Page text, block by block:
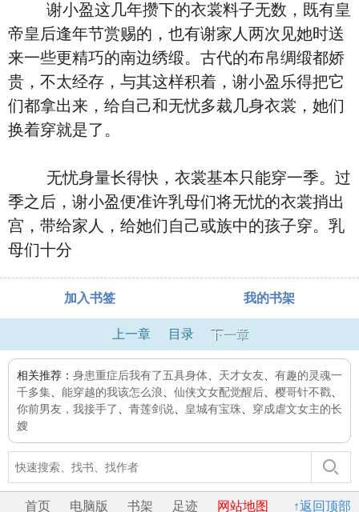
谢小盈这几年攒下的衣裳料子无数，既有皇
帝皇后逢年节赏赐的，也有谢家人两次见她时送
来一些更精巧的南边绣缎。古代的布帛绸缎都娇
贵，不太经存，与其这样积着，谢小盈乐得把它
们都拿出来，给自己和无忧多裁几身衣裳，她们
换着穿就是了。
无忧身量长得快，衣裳基本只能穿一季。过
季之后，谢小盈便准许乳母们将无忧的衣裳捎出
宫，带给家人，给她们自己或族中的孩子穿。乳
母们十分
加入书签 我的书架
上一章 目录 下一章
相关推荐： 身患重症后我有了五具身体 天才女友
有趣的灵魂一
千多集
能穿越的我该怎么浪 仙侠文女配觉醒后 樱哥针不戳
你前男友，我接手了
青莲剑说 皇城有宝珠
穿成虐文女主的长
嫂
↑返回顶部
首页 电脑版 书架 足迹 网站地图